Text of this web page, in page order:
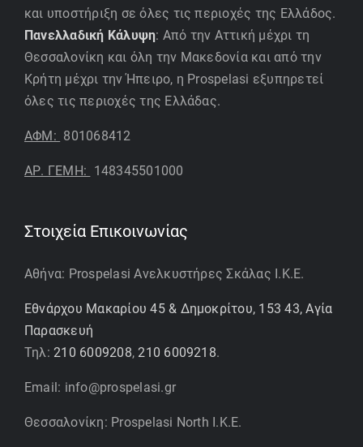
και υποστήριξη σε όλες τις περιοχές της Ελλάδος.
Πανελλαδική Κάλυψη: Από την Αττική μέχρι τη
Θεσσαλονίκη και όλη την Μακεδονία και από την
Κρήτη μέχρι την Ήπειρο, η Prospelasi εξυπηρετεί
όλες τις περιοχές της Ελλάδας.
ΑΦΜ: 801068412
ΑΡ. ΓΕΜΗ: 148345501000
Στοιχεία Επικοινωνίας
Αθήνα: Prospelasi Ανελκυστήρες Σκάλας Ι.Κ.Ε.
Εθνάρχου Μακαρίου 45 & Δημοκρίτου, 153 43, Αγία
Παρασκευή
Τηλ: 210 6009208, 210 6009218.
Email: info@prospelasi.gr
Θεσσαλονίκη: Prospelasi North I.K.E.